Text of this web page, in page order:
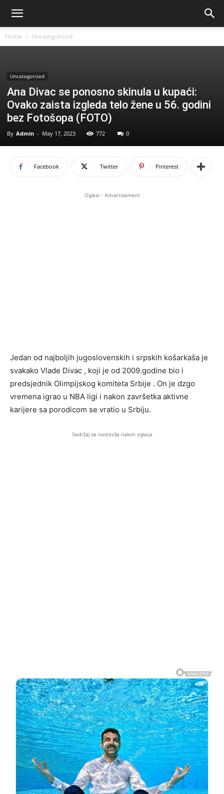
Home Uncategorized
Uncategorized
Ana Divac se ponosno skinula u kupaći:
Ovako zaista izgleda telo žene u 56. godini
bez Fotošopa (FOTO)
By Admin - May 17, 2023 772 0
Facebook Twitter Pinterest
Oglasi - Advertisement
Jedan od najboljih jugoslovenskih i srpskih košarkaša je
svakako Vlade Divac , koji je od 2009.godine bio i
predsjednik Olimpijskog komiteta Srbije . On je dzgo
vremena igrao u NBA ligi i nakon završetka aktivne
karijere sa porodicom se vratio u Srbiju.
Sadržaj se nastavlja nakon oglasa